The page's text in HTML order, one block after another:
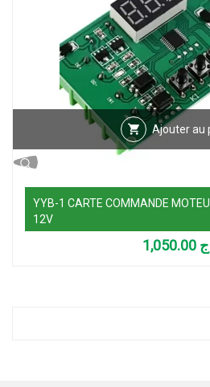
Ajouter au
YYB-1 CARTE COMMANDE
12V
1,050.00